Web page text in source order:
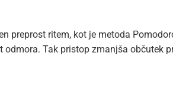
preprost ritem, kot je metoda
odmora. Tak pristop zmanjša občutek